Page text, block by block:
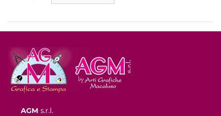
AGM s.r.l.